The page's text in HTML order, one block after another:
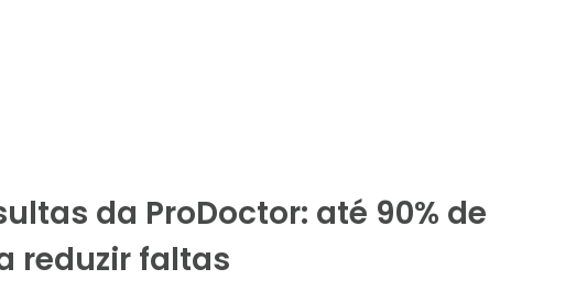
da ProDoctor: até 90% de
reduzir faltas